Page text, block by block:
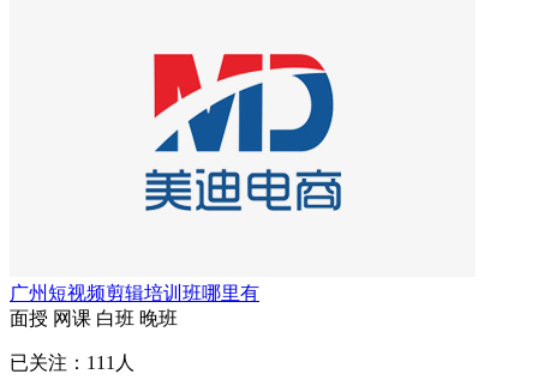
广州短视频剪辑培训班哪里有
面授 网课 白班 晚班
已关注： 111 人